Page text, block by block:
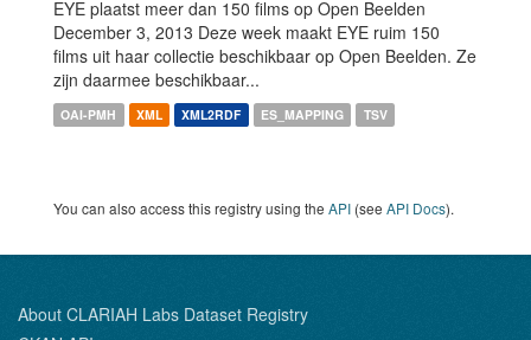
EYE plaatst meer dan 150 films op Open Beelden
December 3, 2013 Deze week maakt EYE ruim 150
films uit haar collectie beschikbaar op Open Beelden. Ze
zijn daarmee beschikbaar...
OAI-PMH XML XML2RDF ES_MAPPING TSV
You can also access this registry using the API (see API Docs).
About CLARIAH Labs Dataset Registry